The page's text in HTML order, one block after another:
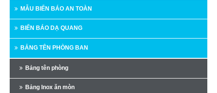
MẪU BIỂN BÁO AN TOÀN
BIỂN BÁO DẠ QUANG
BẢNG TÊN PHÒNG BAN
Bảng tên phòng
Bảng Inox ăn mòn